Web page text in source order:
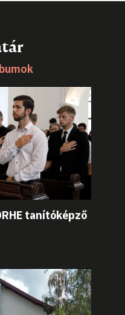
tanítóképző